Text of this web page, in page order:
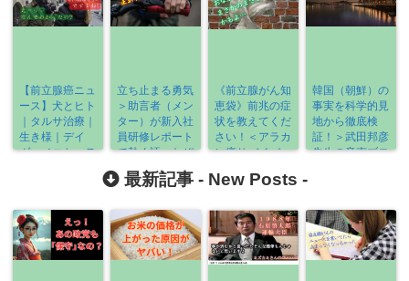
【前立腺癌ニュ
ース】犬とヒト
｜タルサ治療｜
生き様｜デイ
ヴ・メニケッテ
～2/20》
立ち止まる勇気
＞助言者（メン
ター）が新入社
員研修レポート
で熱く語ったぞ
《前立腺がん知
恵袋》前兆の症
状を教えてくだ
さい！＜アラカ
ン癌サバイバー
＞
韓国（朝鮮）の
事実を科学的見
地から徹底検
証！＞武田邦彦
先生の音声ブロ
最新記事 - New Posts -